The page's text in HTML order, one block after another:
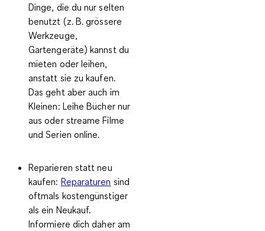
Dinge, die du nur selten
benutzt (z. B. grössere
Werkzeuge,
Gartengeräte) kannst du
mieten oder leihen,
anstatt sie zu kaufen.
Das geht aber auch im
Kleinen: Leihe Bücher nur
aus oder streame Filme
und Serien online.
Reparieren statt neu
kaufen: Reparaturen sind
oftmals kostengünstiger
als ein Neukauf.
Informiere dich daher am